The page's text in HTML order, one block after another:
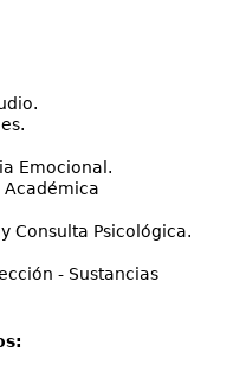
Emocional.
Consulta Psicológica.
- Sustancias